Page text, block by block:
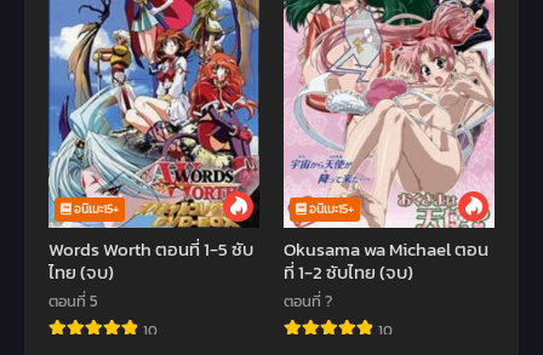
อนิเมะ15+
Words Worth ตอนที่ 1-5 ซับ
ไทย (จบ)
ตอนที่ 5
10
อนิเมะ15+
Okusama wa Michael ตอน
ที่ 1-2 ซับไทย (จบ)
ตอนที่ ?
10